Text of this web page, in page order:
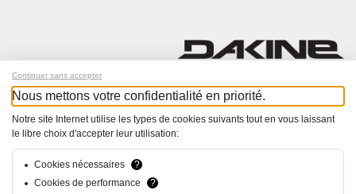
Melde dich für unseren Newsletter an!
Alle Rechte vorbehalten
Continuer sans accepter
Nous mettons votre confidentialité en priorité.
Notre site Internet utilise les types de cookies suivants tout en vous laissant
le libre choix d'accepter leur utilisation:
Cookies nécessaires
?
Cookies de performance
?